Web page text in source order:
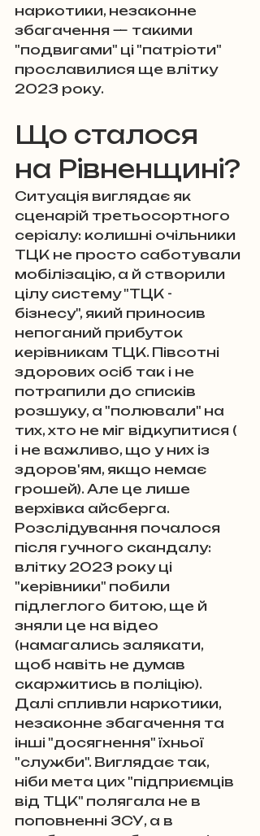
наркотики, незаконне
збагачення — такими
"подвигами" ці "патріоти"
прославилися ще влітку
2023 року.
Що сталося
на Рівненщині?
Ситуація виглядає як
сценарій третьосортного
серіалу: колишні очільники
ТЦК не просто саботували
мобілізацію, а й створили
цілу систему "ТЦК -
бізнесу", який приносив
непоганий прибуток
керівникам ТЦК. Півсотні
здорових осіб так і не
потрапили до списків
розшуку, а "полювали" на
тих, хто не міг відкупитися (
і не важливо, що у них із
здоров'ям, якщо немає
грошей). Але це лише
верхівка айсберга.
Розслідування почалося
після гучного скандалу:
влітку 2023 року ці
"керівники" побили
підлеглого битою, ще й
зняли це на відео
(намагались залякати,
щоб навіть не думав
скаржитись в поліцію).
Далі спливли наркотики,
незаконне збагачення та
інші "досягнення" їхньої
"служби". Виглядає так,
ніби мета цих "підприємців
від ТЦК" полягала не в
поповненні ЗСУ, а в